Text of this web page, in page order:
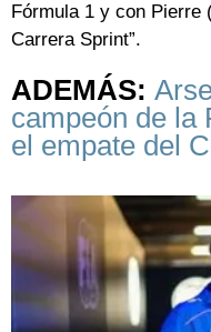
Fórmula 1 y con Pierre
Carrera Sprint”.
ADEMÁS:
campeón de la
el empate del